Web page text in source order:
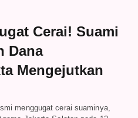
Cerai! Suami
Dana
Mengejutkan
menggugat cerai suaminya,